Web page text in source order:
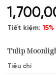
Tiết kiệm:15%
Tulip
Tiêu chí